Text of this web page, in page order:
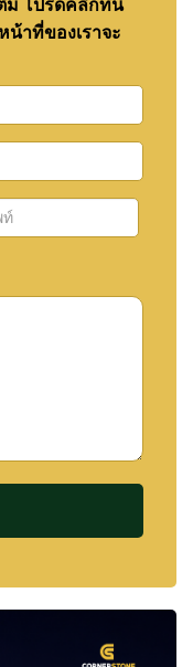
ม โปรดคลิกที่นี่
าที่ของเราจะ